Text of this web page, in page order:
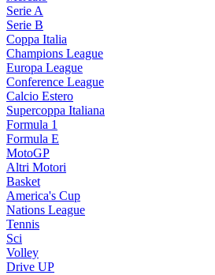
Serie A
Serie B
Coppa Italia
Champions League
Europa League
Conference League
Calcio Estero
Supercoppa Italiana
Formula 1
Formula E
MotoGP
Altri Motori
Basket
America's Cup
Nations League
Tennis
Sci
Volley
Drive UP